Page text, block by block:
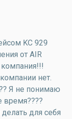
KC 929
от AIR
нет.
Я не понимаю
для себя